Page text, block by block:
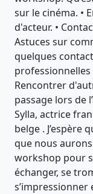
sur le cinéma. •
d'acteur. •
Astuces sur
quelques
Rencontrer
passage lors de
Sylla, actrice
belge . J’espère
que nous
workshop pour
échanger, se
s’impressionner